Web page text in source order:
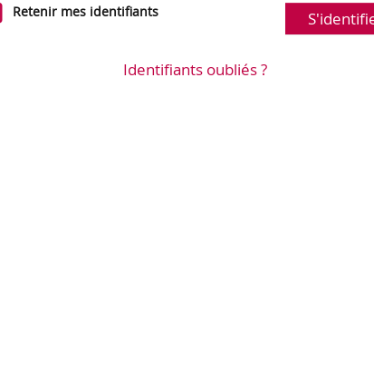
Retenir mes identifiants
Identifiants oubliés ?